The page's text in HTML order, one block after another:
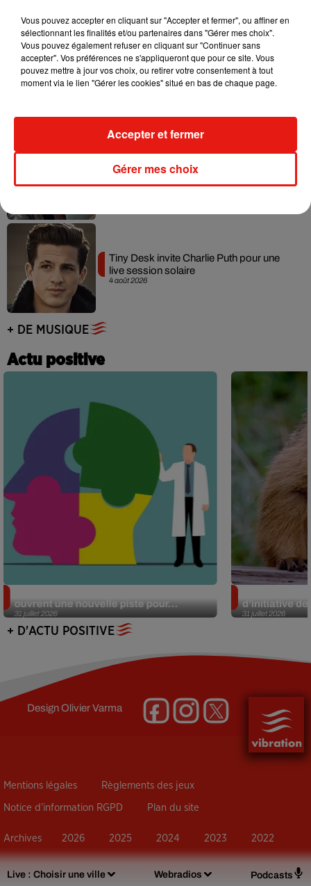
Live : Choisir une ville Webradios Podcasts
Angèle et Amélie Lens dévoilent leur
collaboration tant attendue
5 août 2026
Benny Blanco invite Selena Gomez et
4 août 2026
Tiny Desk invite Charlie Puth pour une
live session solaire
+ DE MUSIQUE
Actu positive
31 juillet 2026
ouvrent une nouvelle piste pour...
31 juillet 2026
d’initiative
+ D'ACTU POSITIVE
DesignOlivier Varma
Mentions légales Règlements des jeux
Notice d’information RGPD Plan du site
Archives 2026 2025 2024 2023 2022
Vous pouvez accepter en cliquant sur "Accepter et fermer", ou affiner en
sélectionnant les finalités et/ou partenaires dans "Gérer mes choix".
Vous pouvez également refuser en cliquant sur "Continuer sans
accepter". Vos préférences ne s'appliqueront que pour ce site. Vous
pouvez mettre à jour vos choix, ou retirer votre consentement à tout
moment via le lien "Gérer les cookies" situé en bas de chaque page.
Gérer mes choix
Accepter et fermer